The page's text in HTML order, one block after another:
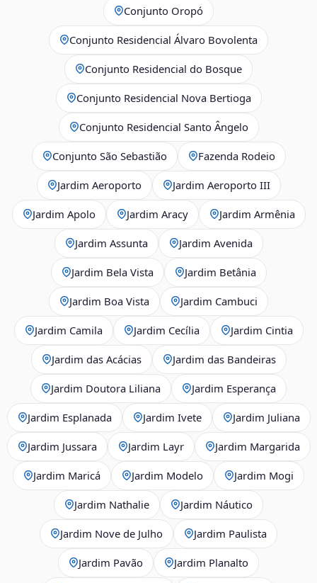
Conjunto Oropó
Conjunto Residencial Álvaro Bovolenta
Conjunto Residencial do Bosque
Conjunto Residencial Nova Bertioga
Conjunto Residencial Santo Ângelo
Conjunto São Sebastião Fazenda Rodeio
Jardim Aeroporto Jardim Aeroporto III
Jardim Apolo Jardim Aracy Jardim Armênia
Jardim Assunta Jardim Avenida
Jardim Bela Vista Jardim Betânia
Jardim Boa Vista Jardim Cambuci
Jardim Camila Jardim Cecília Jardim Cintia
Jardim das Acácias Jardim das Bandeiras
Jardim Doutora Liliana Jardim Esperança
Jardim Esplanada Jardim Ivete Jardim Juliana
Jardim Jussara Jardim Layr Jardim Margarida
Jardim Maricá Jardim Modelo Jardim Mogi
Jardim Nathalie Jardim Náutico
Jardim Nove de Julho Jardim Paulista
Jardim Pavão Jardim Planalto